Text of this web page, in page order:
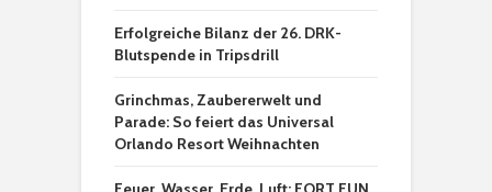
Erfolgreiche Bilanz der 26. DRK-
Blutspende in Tripsdrill
Grinchmas, Zaubererwelt und
Parade: So feiert das Universal
Orlando Resort Weihnachten